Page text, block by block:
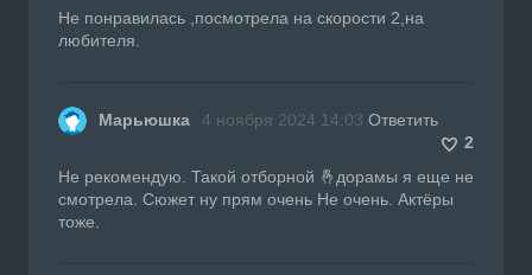
Не понравилась ,посмотрела на скорости 2,на
любителя.
Марьюшка 4 ноября 2024 14:03 Ответить
2
Не рекомендую. Такой отборной 🤞дорамы я еще не
смотрела. Сюжет ну прям очень Не очень. Актёры
тоже.